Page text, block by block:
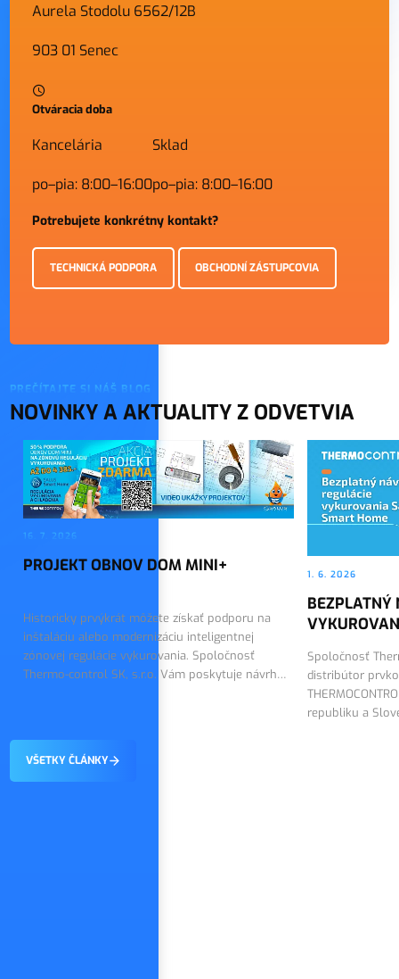
Aurela Stodolu 6562/12B
903 01 Senec
Otváracia doba
Kancelária
po–pia: 8:00–16:00
Sklad
po–pia: 8:00–16:00
Potrebujete konkrétny kontakt?
TECHNICKÁ PODPORA OBCHODNÍ ZÁSTUPCOVIA
PREČÍTAJTE SI NÁŠ BLOG
NOVINKY A AKTUALITY Z ODVETVIA
16. 7. 2026
PROJEKT OBNOV DOM MINI+
Historicky prvýkrát môžete získať podporu na
inštaláciu alebo modernizáciu inteligentnej
zónovej regulácie vykurovania. Spoločnosť
Thermo-control SK, s.r.o. Vám poskytuje návrh
1. 6. 2026
BEZPLATNÝ
Spoločnosť
distribútor
republiku a
VŠETKY ČLÁNKY